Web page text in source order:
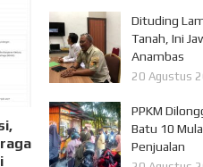
Dituding
Tanah, Ini
Anambas
20 Agustus
PPKM
Batu 10
Penjualan